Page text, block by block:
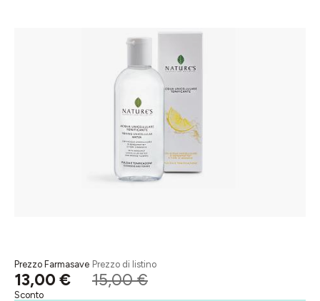
Prezzo Farmasave
13,00 €
Prezzo di listino
15,00 €
Sconto